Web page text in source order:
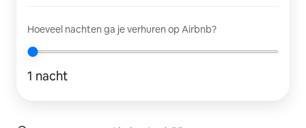
Hoeveel nachten ga je verhuren op Airbnb?
1 nacht